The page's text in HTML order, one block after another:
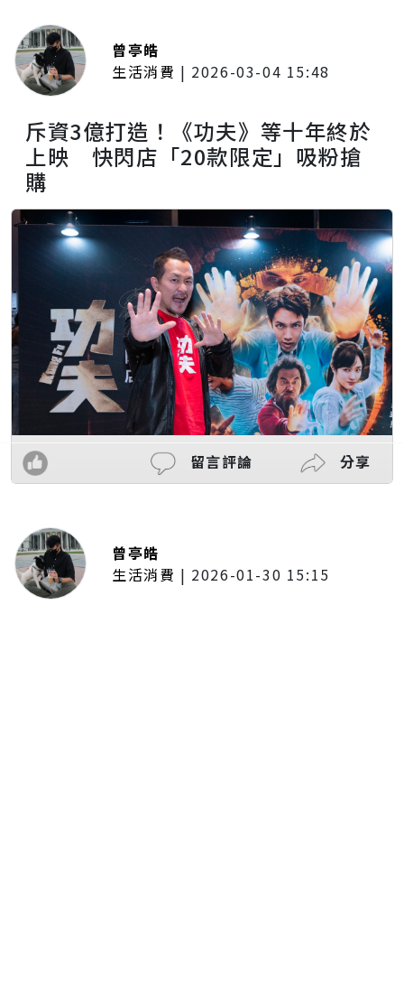
曾亭皓
生活消費 | 2026-03-04 15:48
斥資3億打造！《功夫》等十年終於
上映 快閃店「20款限定」吸粉搶
購
留言評論 分享
曾亭皓
生活消費 | 2026-01-30 15:15